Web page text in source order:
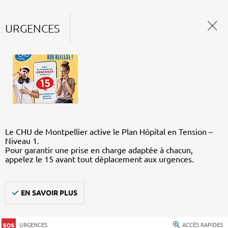
URGENCES
Le CHU de Montpellier active le Plan Hôpital en Tension –
Niveau 1.
Pour garantir une prise en charge adaptée à chacun,
appelez le 15 avant tout déplacement aux urgences.
EN SAVOIR PLUS
URGENCES ACCÈS RAPIDES